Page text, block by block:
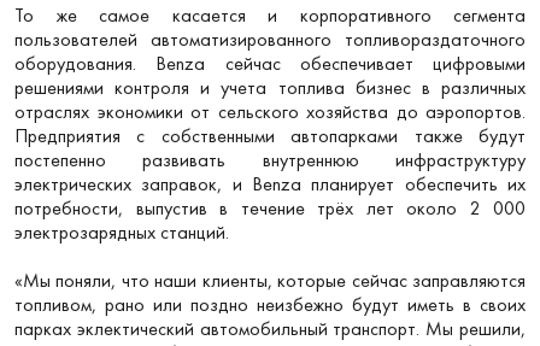
То же самое касается и корпоративного сегмента
пользователей автоматизированного топливораздаточного
оборудования. Benza сейчас обеспечивает цифровыми
решениями контроля и учета топлива бизнес в различных
отраслях экономики от сельского хозяйства до аэропортов.
Предприятия с собственными автопарками также будут
постепенно развивать внутреннюю инфраструктуру
электрических заправок, и Benza планирует обеспечить их
потребности, выпустив в течение трёх лет около 2 000
электрозарядных станций.
«Мы поняли, что наши клиенты, которые сейчас заправляются
топливом, рано или поздно неизбежно будут иметь в своих
парках эклектический автомобильный транспорт. Мы решили,